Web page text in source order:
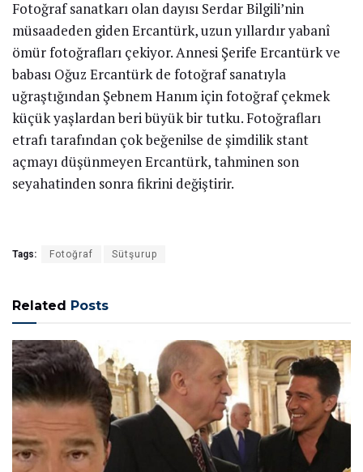
Fotoğraf sanatkarı olan dayısı Serdar Bilgili’nin
müsaadeden giden Ercantürk, uzun yıllardır yabanî
ömür fotoğrafları çekiyor. Annesi Şerife Ercantürk ve
babası Oğuz Ercantürk de fotoğraf sanatıyla
uğraştığından Şebnem Hanım için fotoğraf çekmek
küçük yaşlardan beri büyük bir tutku. Fotoğrafları
etrafı tarafından çok beğenilse de şimdilik stant
açmayı düşünmeyen Ercantürk, tahminen son
seyahatinden sonra fikrini değiştirir.
Tags: Fotoğraf Sütşurup
Related Posts